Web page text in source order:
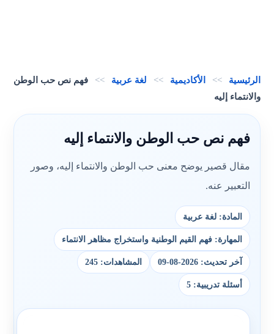
الرئيسية >> الأكاديمية >> لغة عربية >>
فهم نص حب الوطن
والانتماء إليه
فهم نص حب الوطن والانتماء إليه
مقال قصير يوضح معنى حب الوطن والانتماء إليه، وصور
التعبير عنه.
المادة: لغة عربية
المهارة: فهم القيم الوطنية واستخراج مظاهر الانتماء
آخر تحديث: 2026-08-09 المشاهدات: 245
أسئلة تدريبية: 5